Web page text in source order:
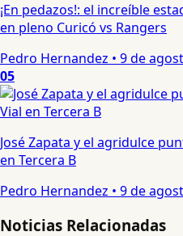
¡En pedazos!: el increíble
en pleno Curicó vs Rangers
Pedro Hernandez • 9 de
05
José Zapata y el agridulce
en Tercera B
Pedro Hernandez • 9 de
Noticias Relacionadas